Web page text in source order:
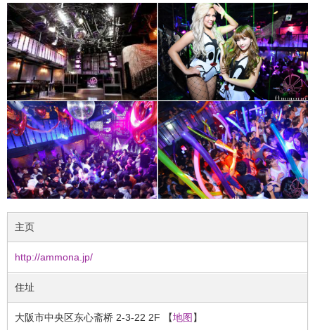
主页
http://ammona.jp/
住址
大阪市中央区东心斋桥 2-3-22 2F 【地图 】